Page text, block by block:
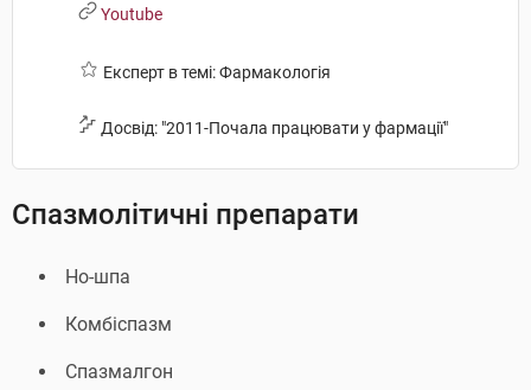
Youtube
Експерт в темі: Фармакологія
Досвід: "2011-Почала працювати у фармації"
Спазмолітичні препарати
Но-шпа
Комбіспазм
Спазмалгон